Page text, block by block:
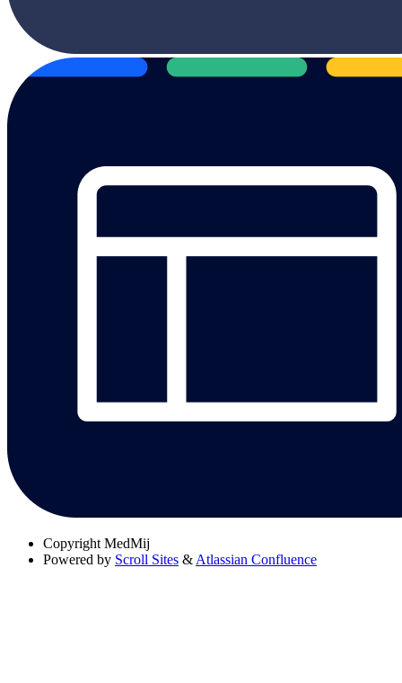
Copyright MedMij
Powered by Scroll Sites & Atlassian Confluence